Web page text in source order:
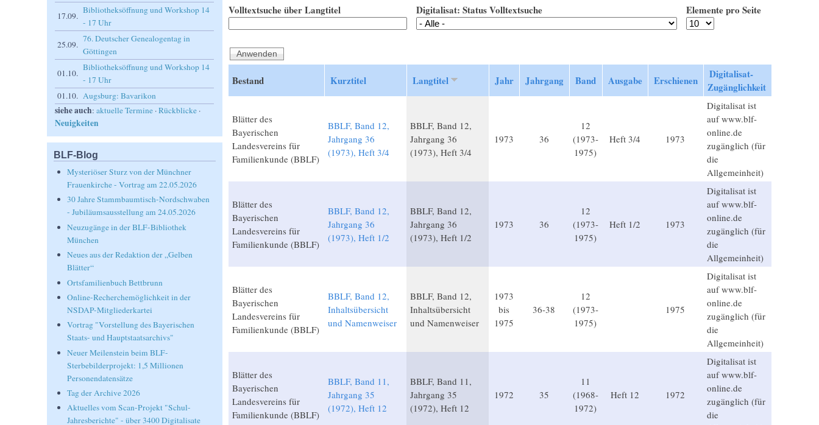
Volltextsuche über Langtitel Digitalisat: Status Volltextsuche Elemente pro Seite
Bestand Kurztitel Langtitel Jahr Jahrgang Band Ausgabe Erschienen
Digitalisat-
Zugänglichkeit
Blätter des
Bayerischen
Landesvereins für
Familienkunde (BBLF)
BBLF, Band 12,
Jahrgang 36
(1973), Heft 3/4
BBLF, Band 12,
Jahrgang 36
(1973), Heft 3/4
1973 36
12
(1973-
1975)
Heft 3/4 1973
Digitalisat ist
auf www.blf-
online.de
zugänglich (für
die
Allgemeinheit)
Blätter des
Bayerischen
Landesvereins für
Familienkunde (BBLF)
BBLF, Band 12,
Jahrgang 36
(1973), Heft 1/2
BBLF, Band 12,
Jahrgang 36
(1973), Heft 1/2
1973 36
12
(1973-
1975)
Heft 1/2 1973
Digitalisat ist
auf www.blf-
online.de
zugänglich (für
die
Allgemeinheit)
Blätter des
Bayerischen
Landesvereins für
Familienkunde (BBLF)
BBLF, Band 12,
Inhaltsübersicht
und Namenweiser
BBLF, Band 12,
Inhaltsübersicht
und Namenweiser
1973
bis
1975
36-38
12
(1973-
1975)
1975
Digitalisat ist
auf www.blf-
online.de
zugänglich (für
die
Allgemeinheit)
Blätter des
Bayerischen
Landesvereins für
Familienkunde (BBLF)
BBLF, Band 11,
Jahrgang 35
(1972), Heft 12
BBLF, Band 11,
Jahrgang 35
(1972), Heft 12
1972 35
11
(1968-
1972)
Heft 12 1972
Digitalisat ist
auf www.blf-
online.de
zugänglich (für
die
17.09.
Bibliotheksöffnung und Workshop 14
- 17 Uhr
25.09.
76. Deutscher Genealogentag in
Göttingen
01.10.
Bibliotheksöffnung und Workshop 14
- 17 Uhr
01.10. Augsburg: Bavarikon
siehe auch:aktuelle Termine ·Rückblicke ·
Neuigkeiten
BLF-Blog
Mysteriöser Sturz von der Münchner
Frauenkirche - Vortrag am 22.05.2026
30 Jahre Stammbaumtisch-Nordschwaben
- Jubiläumsausstellung am 24.05.2026
Neuzugänge in der BLF-Bibliothek
München
Neues aus der Redaktion der „Gelben
Blätter“
Ortsfamilienbuch Bettbrunn
Online-Recherchemöglichkeit in der
NSDAP-Mitgliederkartei
Vortrag "Vorstellung des Bayerischen
Staats- und Hauptstaatsarchivs"
Neuer Meilenstein beim BLF-
Sterbebilderprojekt: 1,5 Millionen
Personendatensätze
Tag der Archive 2026
Aktuelles vom Scan-Projekt "Schul-
Jahresberichte" - über 3400 Digitalisate